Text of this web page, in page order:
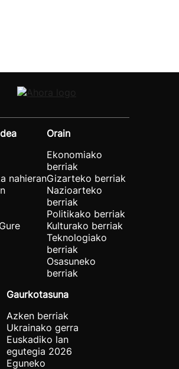
nahieran
Orain
Ekonomiako
berriak
Gizarteko berriak
Nazioarteko
berriak
Politikako berriak
Kulturako berriak
Teknologiako
berriak
Osasuneko
berriak
Gaurkotasuna
Azken berriak
Ukrainako gerra
Euskadiko lan
egutegia 2026
Eguneko